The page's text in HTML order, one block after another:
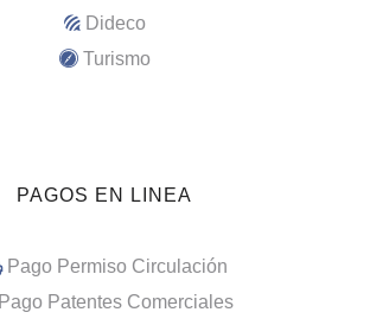
Dideco
Turismo
PAGOS EN LINEA
Pago Permiso Circulación
Pago Patentes Comerciales